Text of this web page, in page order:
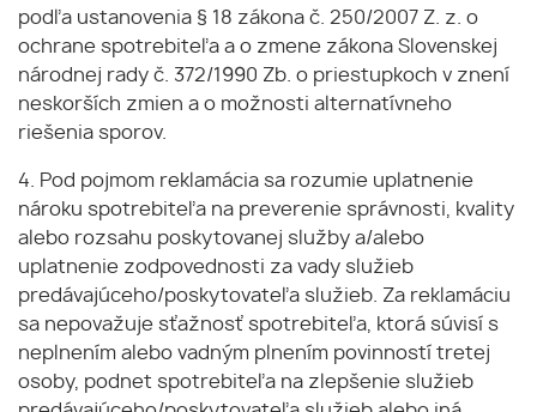
podľa ustanovenia § 18 zákona č. 250/2007 Z. z. o
ochrane spotrebiteľa a o zmene zákona Slovenskej
národnej rady č. 372/1990 Zb. o priestupkoch v znení
neskorších zmien a o možnosti alternatívneho
riešenia sporov.
4. Pod pojmom reklamácia sa rozumie uplatnenie
nároku spotrebiteľa na preverenie správnosti, kvality
alebo rozsahu poskytovanej služby a/alebo
uplatnenie zodpovednosti za vady služieb
predávajúceho/poskytovateľa služieb. Za reklamáciu
sa nepovažuje sťažnosť spotrebiteľa, ktorá súvisí s
neplnením alebo vadným plnením povinností tretej
osoby, podnet spotrebiteľa na zlepšenie služieb